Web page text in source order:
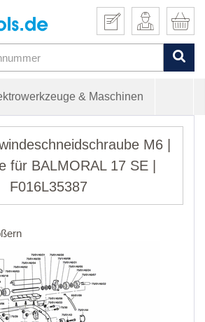
& Maschinen
M6 |
für BALMORAL 17 SE |
F016L35387